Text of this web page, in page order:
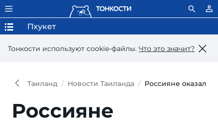
Тонкости используют сookie-файлы. Что это значит?
Пхукет
Таиланд Новости Таиланда Россияне
Россияне